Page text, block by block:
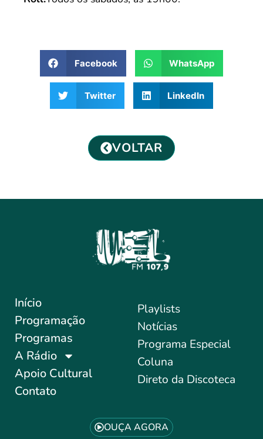
Facebook WhatsApp
Twitter LinkedIn
VOLTAR
Início
Programação
Programas
A Rádio
Apoio Cultural
Contato
Playlists
Notícias
Programa Especial
Coluna
Direto da Discoteca
OUÇA AGORA